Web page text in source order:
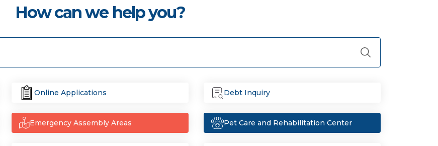
How can we help you?
Online Applications Debt Inquiry
Emergency Assembly Areas Pet Care and Rehabilitation Center